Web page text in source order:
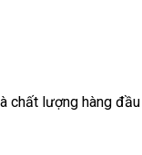
chất lượng hàng